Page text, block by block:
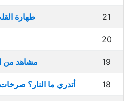
طهارة 21
20
مشاهد من 19
أتدري ما النار؟ 18